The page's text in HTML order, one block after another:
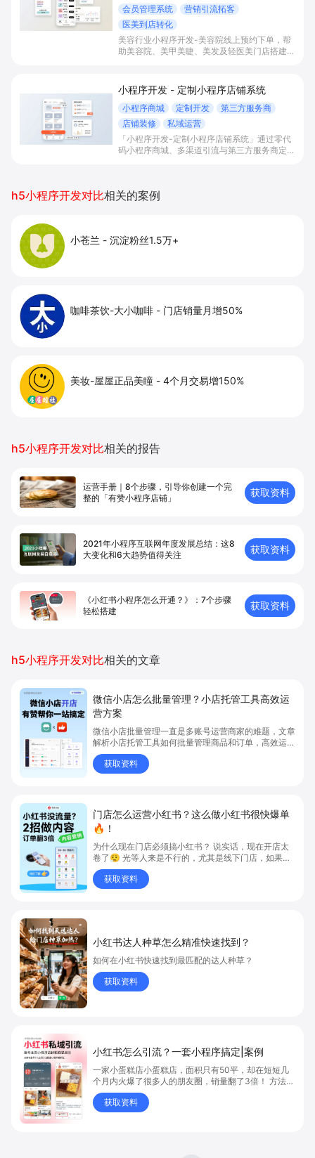
会员管理系统
营销引流拓客
医美到店转化
美容行业小程序开发-美容院线上预约下单，帮
助美容院、美甲美睫、美发及轻医美门店搭建线
引流拓客、提升到店转化和复购。
小程序开发 - 定制小程序店铺系统
小程序商城 定制开发
第三方服务商
店铺装修
私域运营
「小程序开发-定制小程序店铺系统」通过零代
码小程序商城、多渠道引流与第三方服务商定制
增长。
h5小程序开发对比相关的案例
小苍兰 - 沉淀粉丝1.5万+
咖啡茶饮-大小咖啡 - 门店销量月增50%
美妆-屋屋正品美瞳 - 4个月交易增150%
h5小程序开发对比相关的报告
运营手册｜8个步骤，引导你创建⼀个完
整的「有赞⼩程序店铺」
获取资料
2021年小程序互联网年度发展总结：这8
大变化和6大趋势值得关注
获取资料
《小红书小程序怎么开通？》：7个步骤
轻松搭建
获取资料
h5小程序开发对比相关的文章
微信小店怎么批量管理？小店托管工具高效运
营方案
微信小店批量管理一直是多账号运营商家的难题，文章
解析小店托管工具如何批量管理商品和订单，高效运营
多账号微信小店。通过智能同步、AI运营托管和丰富营
销玩法，全面提升门店管理效率。点击了解微信小店批
量管理、高效托管的实用方案！
获取资料
门店怎么运营小红书？这么做小红书很快爆单
🔥！
为什么现在门店必须搞小红书？ 说实话，现在开店太
卷了😮‍💨 光等人来是不行的，尤其是线下门店，如果你
还没开始做小红书，那真的就是“闭着眼放弃客流”🚪
💸 获取资料
小红书达人种草怎么精准快速找到？
如何在小红书快速找到最匹配的达人种草？
获取资料
小红书怎么引流？一套小程序搞定|案例
一家小蛋糕店小蛋糕店，面积只有50平，却在短短几
个月内火爆了很多人的朋友圈，销量翻了3倍！ 方法则
是——巧妙借助小红书的种草平台和闭环引流，实现从
“种草”到“成交”的完美闭环！ 👇
获取资料